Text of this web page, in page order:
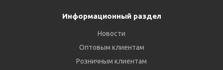
Информационный раздел
Новости
Оптовым клиентам
Розничным клиентам